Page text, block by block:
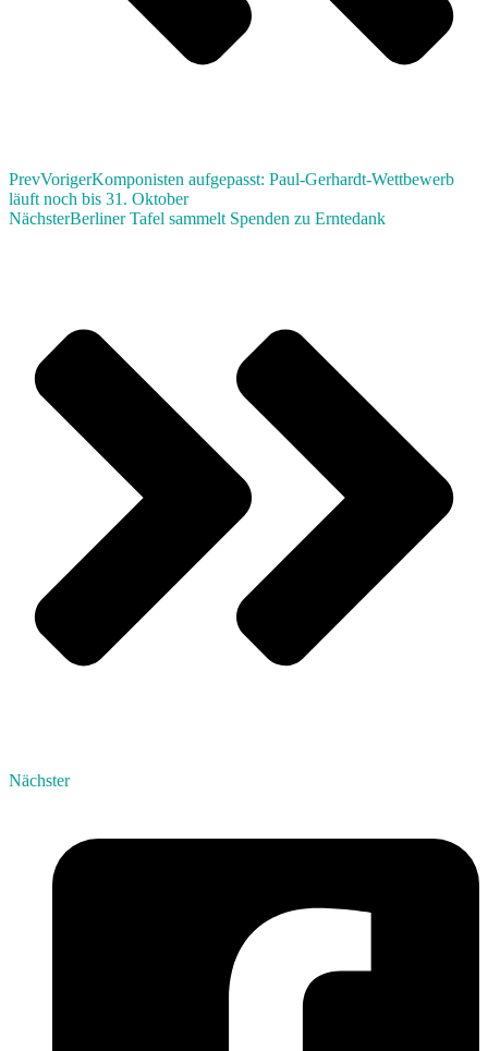
PrevVorigerKomponisten aufgepasst: Paul-Gerhardt-Wettbewerb
läuft noch bis 31. Oktober
NächsterBerliner Tafel sammelt Spenden zu Erntedank
Nächster